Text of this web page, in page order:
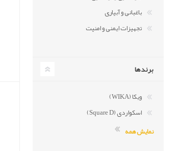
باغبانی و آبیاری
تجهیزات ایمنی و امنیت
برندها
ویکا (WIKA)
اسکواردی (Square D)
نمایش همه